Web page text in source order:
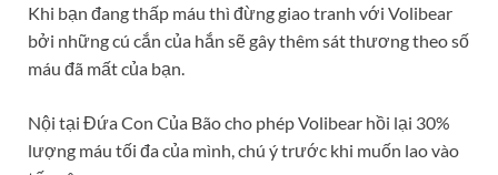
Khi bạn đang thấp máu thì đừng giao tranh với Volibear
bởi những cú cắn của hắn sẽ gây thêm sát thương theo số
máu đã mất của bạn.
Nội tại Đứa Con Của Bão cho phép Volibear hồi lại 30%
lượng máu tối đa của mình, chú ý trước khi muốn lao vào